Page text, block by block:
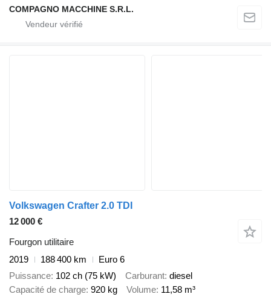
COMPAGNO MACCHINE S.R.L.
Volkswagen Crafter 2.0 TDI
12 000 €
Fourgon utilitaire
2019
188 400 km
Euro 6
Puissance 102 ch (75 kW) Carburant diesel
Capacité de charge 920 kg Volume 11,58 m³